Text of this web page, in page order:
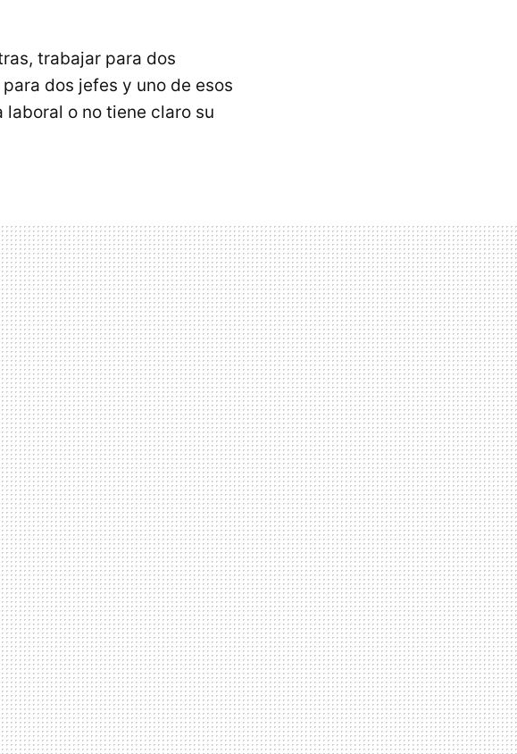
trabajar para dos
dos jefes y uno de esos
o no tiene claro su